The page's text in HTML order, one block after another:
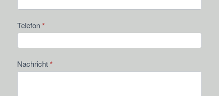
Telefon*
Nachricht*